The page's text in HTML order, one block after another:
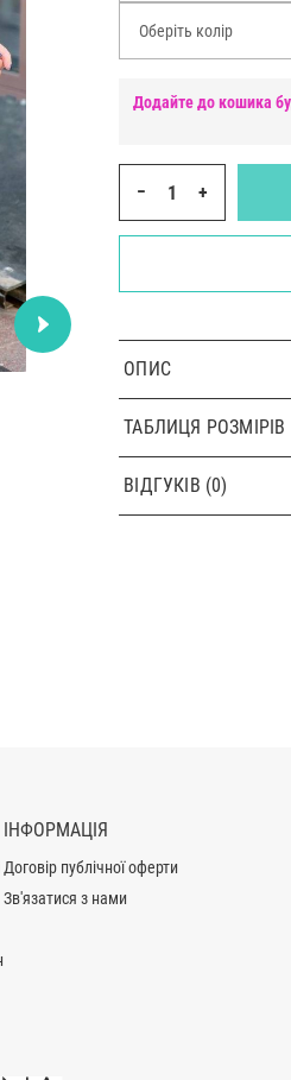
Оберіть колір
Додайте до кошика
− +
ОПИС
ТАБЛИЦЯ РОЗМІРІВ
ВІДГУКІВ (0)
ІНФОРМАЦІЯ
Договір публічної оферти
Зв'язатися з нами